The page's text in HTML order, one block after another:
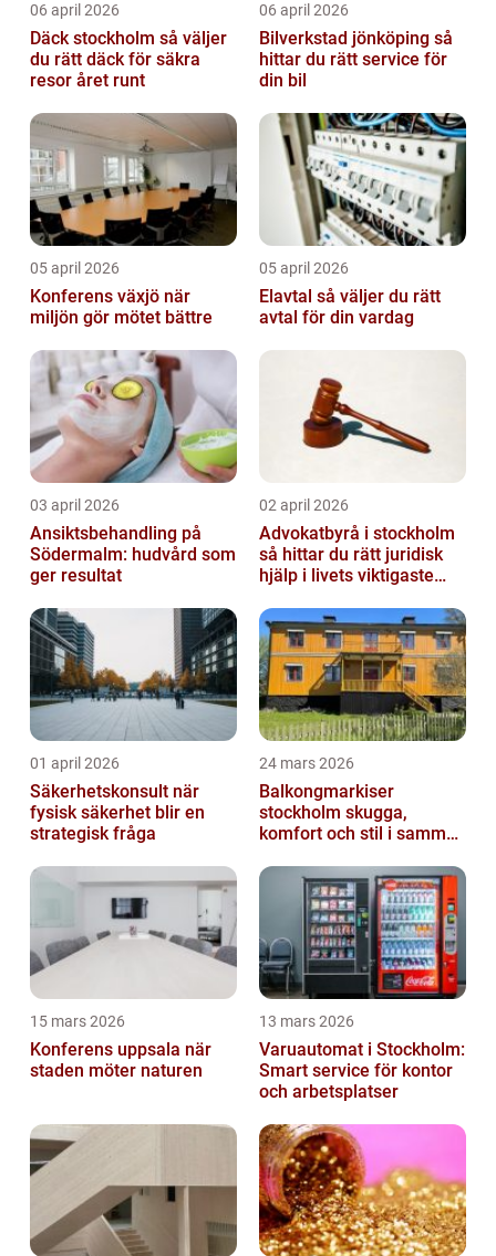
06 april 2026
Däck stockholm så väljer
du rätt däck för säkra
resor året runt
06 april 2026
Bilverkstad jönköping så
hittar du rätt service för
din bil
05 april 2026
Konferens växjö när
miljön gör mötet bättre
05 april 2026
Elavtal så väljer du rätt
avtal för din vardag
03 april 2026
Ansiktsbehandling på
Södermalm: hudvård som
ger resultat
02 april 2026
Advokatbyrå i stockholm
så hittar du rätt juridisk
hjälp i livets viktigaste
01 april 2026
Säkerhetskonsult när
fysisk säkerhet blir en
strategisk fråga
24 mars 2026
Balkongmarkiser
stockholm skugga,
komfort och stil i samma
15 mars 2026
Konferens uppsala när
staden möter naturen
13 mars 2026
Varuautomat i Stockholm:
Smart service för kontor
och arbetsplatser